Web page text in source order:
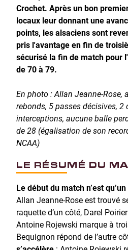
Crochet. Après un bon
locaux leur donnant une
points, les alsaciens sont
pris l'avantage en fin de
sécurisé la fin de match pour
de 70 à 79.
En photo : Allan Jeanne-Rose,
rebonds, 5 passes décisives, 2
interceptions, aucune balle
de 28 (égalisation de son
NCAA)
LE RÉSUMÉ DU
Le début du match n’est
Allan Jeanne-Rose est trouvé
raquette d’un côté, Darel
Antoine Rojewski marque à
Bequignon répond de l’autre